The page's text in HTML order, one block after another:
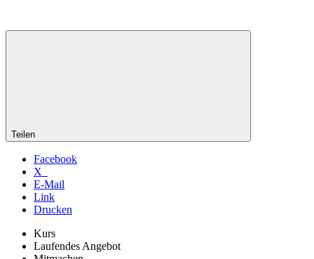
Teilen
Facebook
X
E-Mail
Link
Drucken
Kurs
Laufendes Angebot